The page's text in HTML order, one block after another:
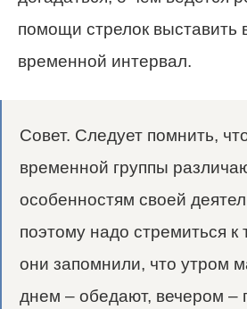
помощи стрелок выставить
временной интервал.
Совет. Следует помнить,
временной группы
особенностям своей
поэтому надо стремиться к
они запомнили, что утром
днем – обедают, вечером –